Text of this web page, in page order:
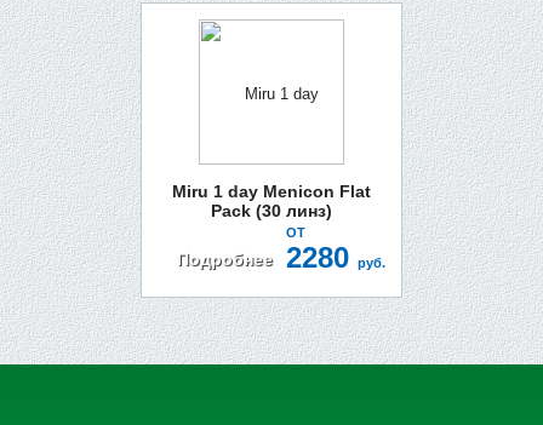
Miru 1 day Menicon Flat
Pack (30 линз)
Подробнее
ОТ
2280 руб.